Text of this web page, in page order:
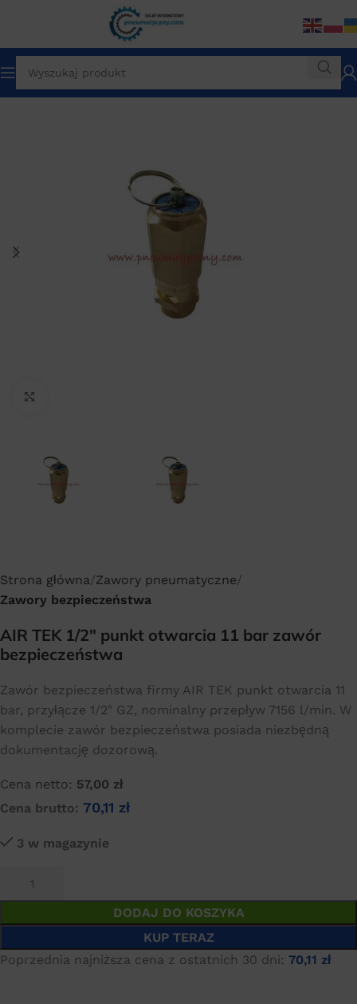
Strona główna Zawory pneumatyczne
Zawory bezpieczeństwa
AIR TEK 1/2″ punkt otwarcia 11 bar zawór
bezpieczeństwa
Zawór bezpieczeństwa firmy AIR TEK punkt otwarcia 11
bar, przyłącze 1/2″ GZ, nominalny przepływ 7156 l/min. W
komplecie zawór bezpieczeństwa posiada niezbędną
dokumentację dozorową.
Cena netto: 57,00 zł
Cena brutto: 70,11 zł
3 w magazynie
DODAJ DO KOSZYKA
KUP TERAZ
Poprzednia najniższa cena z ostatnich 30 dni: 70,11 zł